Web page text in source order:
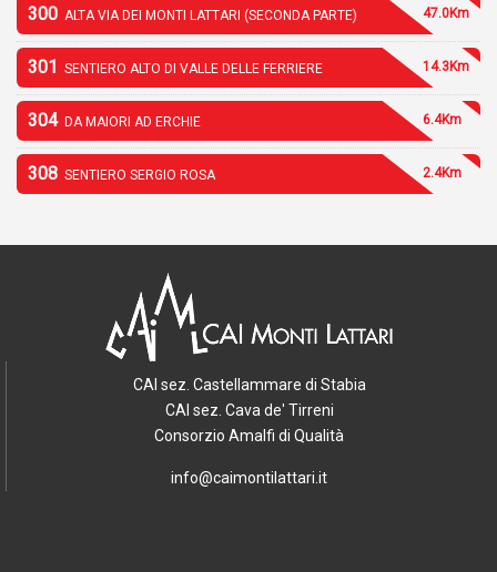
300 ALTA VIA DEI MONTI LATTARI (SECONDA PARTE) 47.0Km
301 SENTIERO ALTO DI VALLE DELLE FERRIERE 14.3Km
304 DA MAIORI AD ERCHIE 6.4Km
308 SENTIERO SERGIO ROSA 2.4Km
CAI sez. Castellammare di Stabia
CAI sez. Cava de' Tirreni
Consorzio Amalfi di Qualità
info@caimontilattari.it